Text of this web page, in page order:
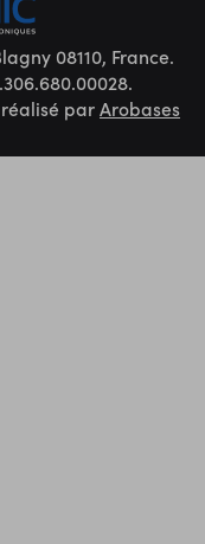
08110, France.
parArobases